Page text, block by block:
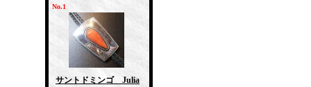
No.1
サントドミンゴ Julia